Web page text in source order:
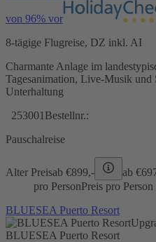
von 96% vor
8-tägige Flugreise, DZ inkl. AI
Charmante Anlage im
Tagesanimation, Live-Musik und
Unterhaltung
253001 Bestellnr.:
Pauschalreise
Alter Preisab €899,- ab €
pro PersonPreis pro Person
BLUESEA Puerto Resort
BLUESEA Puerto Resort